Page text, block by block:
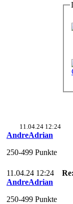
11.04.24 12:24
AndreAdrian
250-499 Punkte
11.04.24 12:24
AndreAdrian
250-499 Punkte